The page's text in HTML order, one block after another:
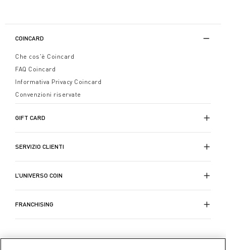
COINCARD
Che cos'è Coincard
FAQ Coincard
Informativa Privacy Coincard
Convenzioni riservate
GIFT CARD
SERVIZIO CLIENTI
L’UNIVERSO COIN
FRANCHISING